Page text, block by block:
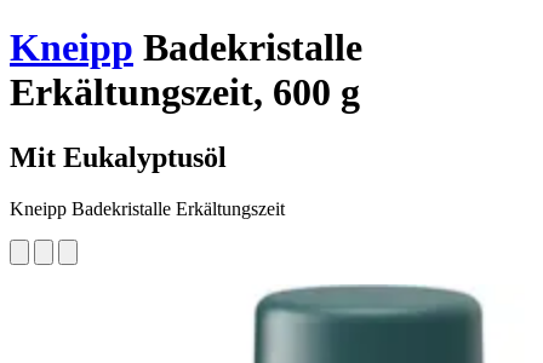
Kneipp Badekristalle
Erkältungszeit, 600 g
Mit Eukalyptusöl
Kneipp Badekristalle Erkältungszeit